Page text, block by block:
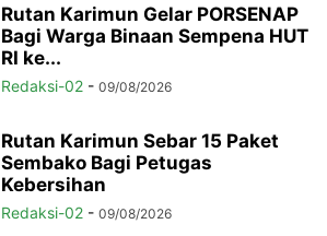
Rutan Karimun Gelar PORSENAP
Bagi Warga Binaan Sempena HUT
RI ke...
Redaksi-02 - 09/08/2026
Rutan Karimun Sebar 15 Paket
Sembako Bagi Petugas
Kebersihan
Redaksi-02 - 09/08/2026